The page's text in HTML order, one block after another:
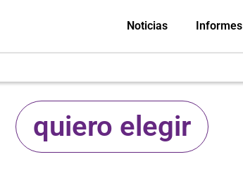
Noticias Informes
quiero elegir